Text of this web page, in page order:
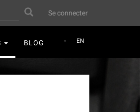
User
account
menu
Se connecter
Search
EN
BLOG